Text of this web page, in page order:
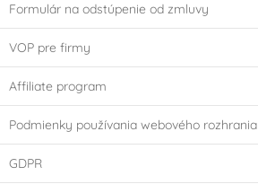
Formulár na odstúpenie od zmluvy
VOP pre firmy
Affiliate program
Podmienky používania webového rozhrania
GDPR